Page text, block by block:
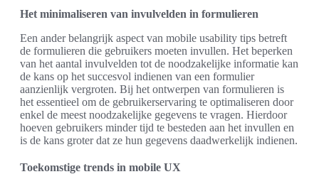
Het minimaliseren van invulvelden in formulieren
Een ander belangrijk aspect van mobile usability tips betreft
de formulieren die gebruikers moeten invullen. Het beperken
van het aantal invulvelden tot de noodzakelijke informatie kan
de kans op het succesvol indienen van een formulier
aanzienlijk vergroten. Bij het ontwerpen van formulieren is
het essentieel om de gebruikerservaring te optimaliseren door
enkel de meest noodzakelijke gegevens te vragen. Hierdoor
hoeven gebruikers minder tijd te besteden aan het invullen en
is de kans groter dat ze hun gegevens daadwerkelijk indienen.
Toekomstige trends in mobile UX